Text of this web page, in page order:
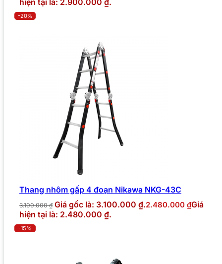
hiện tại là: 2.900.000 ₫.
-20%
Thang nhôm gấp 4 đoạn Nikawa NKG-43C
3.100.000₫ Giá gốc là: 3.100.000 ₫.2.480.000 ₫Giá
hiện tại là: 2.480.000 ₫.
-15%